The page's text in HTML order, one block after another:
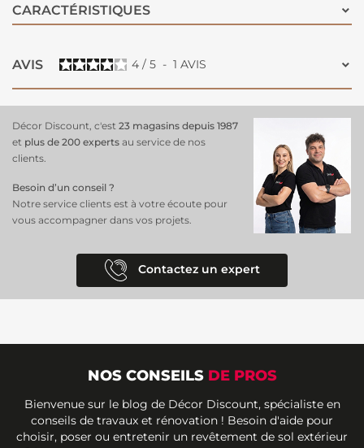
CARACTÉRISTIQUES
AVIS 4 / 5 - 1 AVIS
Décor Discount, c'est 23 magasins depuis 1987
et plus de 200 experts au service de nos
clients.
Besoin d’un conseil ?
Notre service clients est à votre écoute pour
vous accompagner dans vos projets.
Contactez un expert
NOS CONSEILS DE PROS
Bienvenue sur le blog de Décor Discount, spécialiste en
conseils de travaux et rénovation ! Besoin d'aide pour
choisir, poser ou entretenir un revêtement de sol extérieur